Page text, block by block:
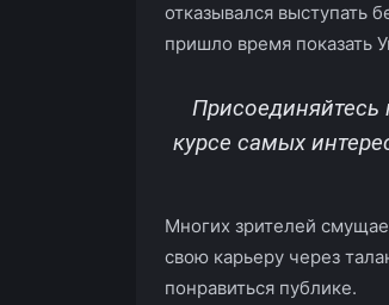
отказывался выступать
пришло время показать
Присоединяйтесь
курсе самых
Многих зрителей
свою карьеру через
понравиться публике.